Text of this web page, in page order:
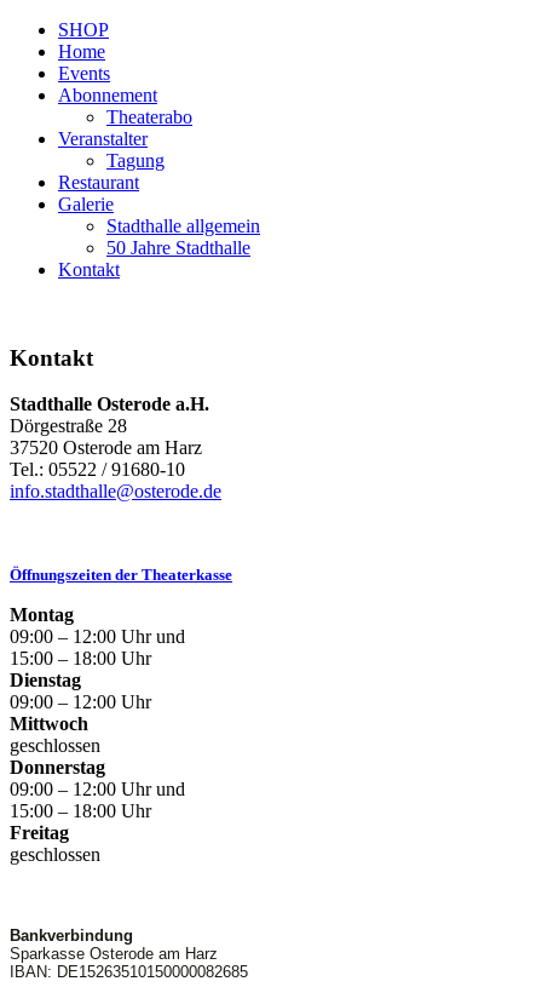
SHOP
Home
Events
Abonnement
Theaterabo
Veranstalter
Tagung
Restaurant
Galerie
Stadthalle allgemein
50 Jahre Stadthalle
Kontakt
Kontakt
Stadthalle Osterode a.H.
Dörgestraße 28
37520 Osterode am Harz
Tel.: 05522 / 91680-10
info.stadthalle@osterode.de
Öffnungszeiten der Theaterkasse
Montag
09:00 – 12:00 Uhr und
15:00 – 18:00 Uhr
Dienstag
09:00 – 12:00 Uhr
Mittwoch
geschlossen
Donnerstag
09:00 – 12:00 Uhr und
15:00 – 18:00 Uhr
Freitag
geschlossen
Bankverbindung
Sparkasse Osterode am Harz
IBAN: DE15263510150000082685